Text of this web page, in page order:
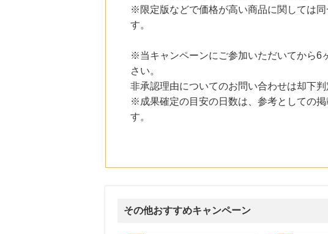
※限定版などで価格が高い商品に関しては
す。
※当キャンペーンにご参加いただいてから6
さい。
非承認理由についてのお問い合わせは却下
※成果確定の目安の日数は、参考としての
す。
その他おすすめキャンペーン